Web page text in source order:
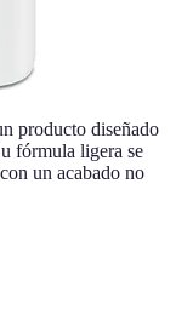
producto diseñado
fórmula ligera se
un acabado no